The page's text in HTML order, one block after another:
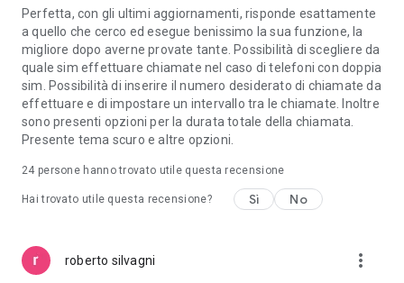
Perfetta, con gli ultimi aggiornamenti, risponde esattamente
a quello che cerco ed esegue benissimo la sua funzione, la
migliore dopo averne provate tante. Possibilità di scegliere da
quale sim effettuare chiamate nel caso di telefoni con doppia
sim. Possibilità di inserire il numero desiderato di chiamate da
effettuare e di impostare un intervallo tra le chiamate. Inoltre
sono presenti opzioni per la durata totale della chiamata.
Presente tema scuro e altre opzioni.
24 persone hanno trovato utile questa recensione
Hai trovato utile questa recensione? Sì No
roberto silvagni more_vert